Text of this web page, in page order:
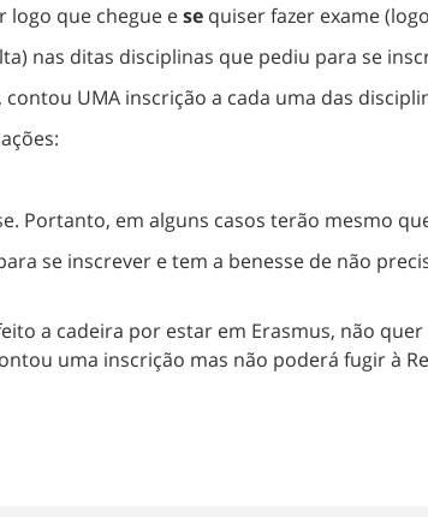
logo que chegue ese quiser fazer exame
nas ditas disciplinas que pediu para se
UMA inscrição a cada uma das
Portanto, em alguns casos terão mesmo
para se inscrever e tem a benesse de não
a cadeira por estar em Erasmus, não quer
uma inscrição mas não poderá fugir à